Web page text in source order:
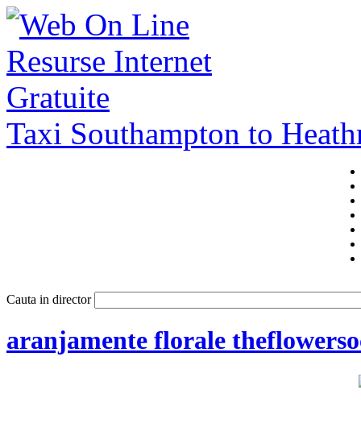
Taxi Southampton to
Cauta in director
aranjamente florale